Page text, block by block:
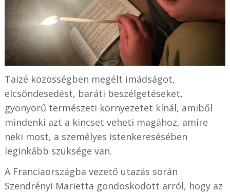
Taizé közösségben megélt imádságot,
elcsöndesedést, baráti beszélgetéseket,
gyönyörű természeti környezetet kínál, amiből
mindenki azt a kincset veheti magához, amire
neki most, a személyes istenkeresésében
leginkább szüksége van.
A Franciaországba vezető utazás során
Szendrényi Marietta gondoskodott arról, hogy az